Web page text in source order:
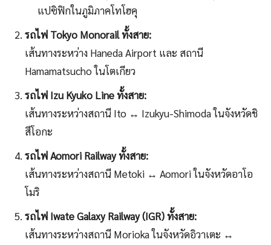
แปซิฟิกในภูมิภาคโทโฮคุ
รถไฟ Tokyo Monorail ทั้งสาย:
เส้นทางระหว่าง Haneda Airport และ สถานี
Hamamatsucho ในโตเกียว
รถไฟ Izu Kyuko Line ทั้งสาย:
เส้นทางระหว่างสถานี Ito ↔ Izukyu-Shimoda ในจังหวัดชิ
สึโอกะ
รถไฟ Aomori Railway ทั้งสาย:
เส้นทางระหว่างสถานี Metoki ↔ Aomori ในจังหวัดอาโอ
โมริ
รถไฟ Iwate Galaxy Railway (IGR) ทั้งสาย:
เส้นทางระหว่างสถานี Morioka ในจังหวัดอิวาเตะ ↔